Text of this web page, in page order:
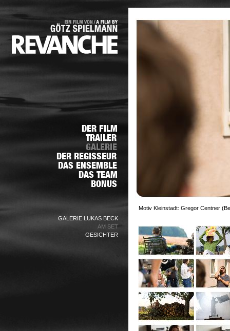
GALERIE LUKAS BECK
AM SET
GESICHTER
Motiv Kleinstadt: Gregor Centner